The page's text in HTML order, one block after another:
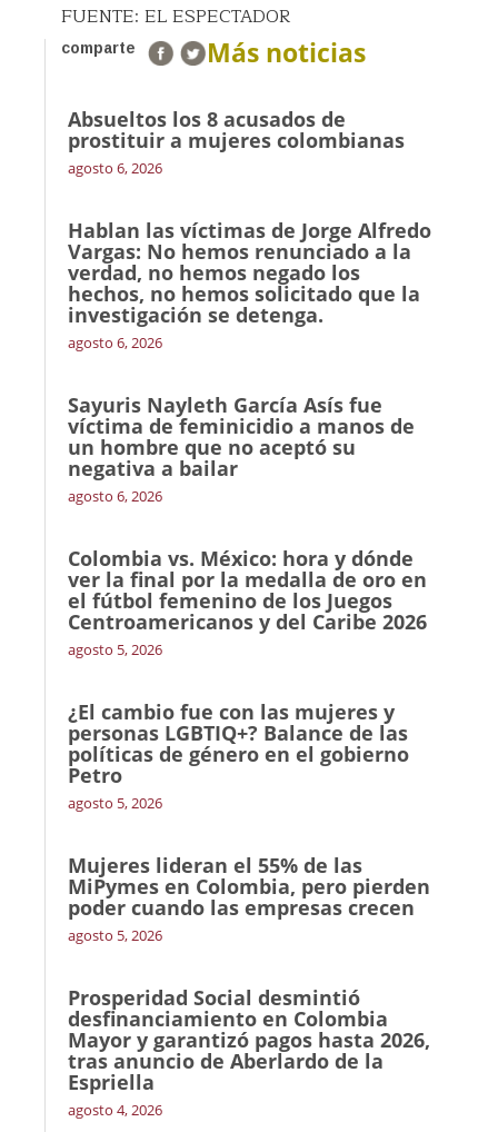
FUENTE: EL ESPECTADOR
comparte Más noticias
Absueltos los 8 acusados de
prostituir a mujeres colombianas
agosto 6, 2026
Hablan las víctimas de Jorge Alfredo
Vargas: No hemos renunciado a la
verdad, no hemos negado los
hechos, no hemos solicitado que la
investigación se detenga.
agosto 6, 2026
Sayuris Nayleth García Asís fue
víctima de feminicidio a manos de
un hombre que no aceptó su
negativa a bailar
agosto 6, 2026
Colombia vs. México: hora y dónde
ver la final por la medalla de oro en
el fútbol femenino de los Juegos
Centroamericanos y del Caribe 2026
agosto 5, 2026
¿El cambio fue con las mujeres y
personas LGBTIQ+? Balance de las
políticas de género en el gobierno
Petro
agosto 5, 2026
Mujeres lideran el 55% de las
MiPymes en Colombia, pero pierden
poder cuando las empresas crecen
agosto 5, 2026
Prosperidad Social desmintió
desfinanciamiento en Colombia
Mayor y garantizó pagos hasta 2026,
tras anuncio de Aberlardo de la
Espriella
agosto 4, 2026